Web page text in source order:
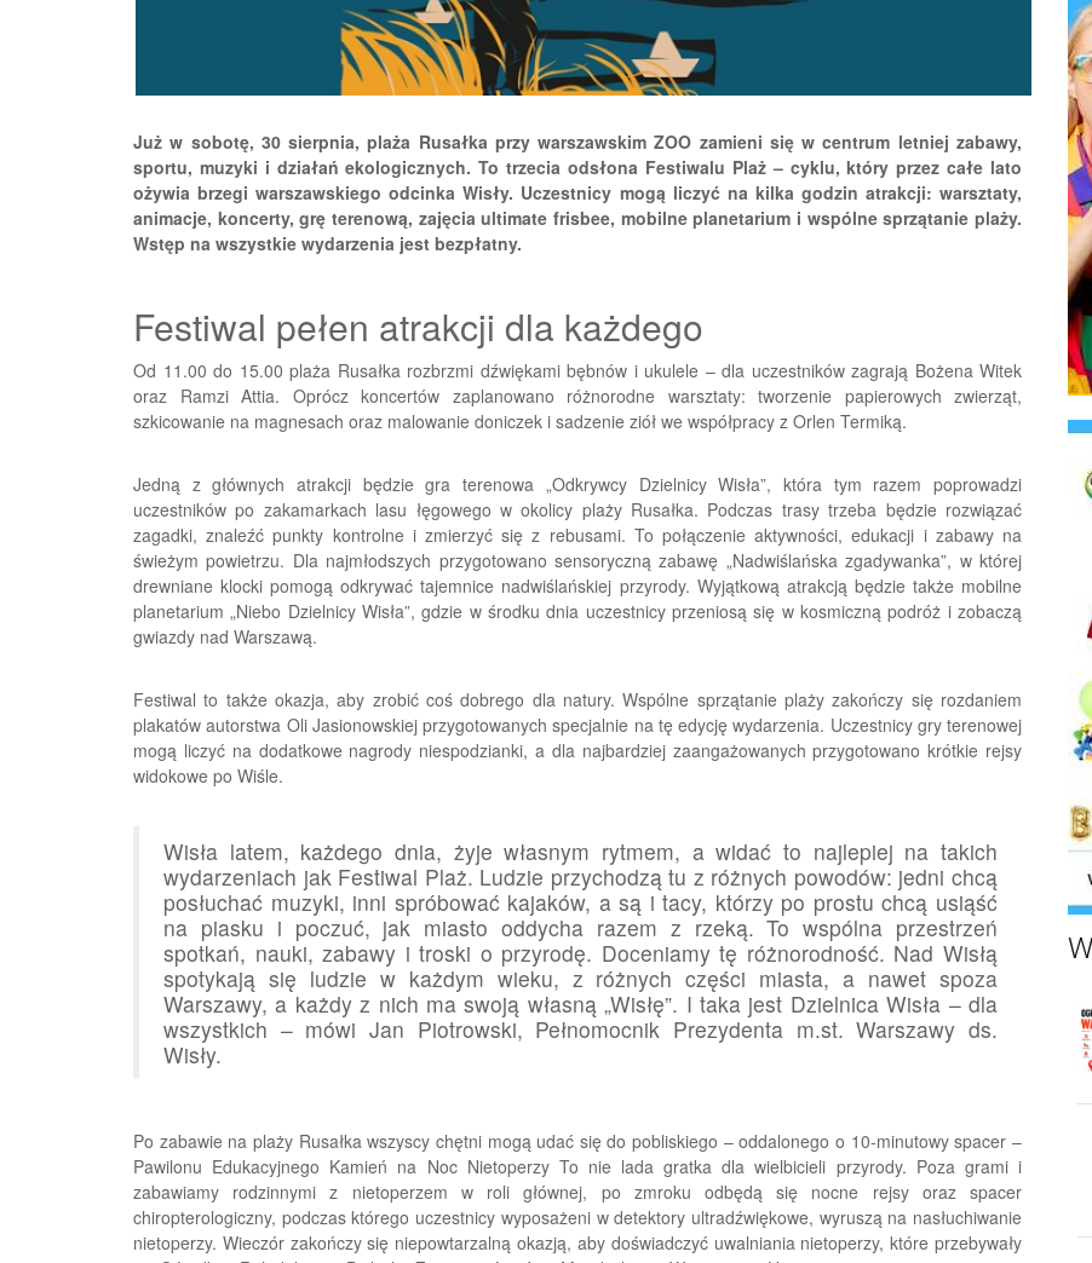
Już w sobotę, 30 sierpnia, plaża Rusałka przy warszawskim ZOO zamieni się w centrum letniej zabawy,
sportu, muzyki i działań ekologicznych. To trzecia odsłona Festiwalu Plaż – cyklu, który przez całe lato
ożywia brzegi warszawskiego odcinka Wisły. Uczestnicy mogą liczyć na kilka godzin atrakcji: warsztaty,
animacje, koncerty, grę terenową, zajęcia ultimate frisbee, mobilne planetarium i wspólne sprzątanie plaży.
Wstęp na wszystkie wydarzenia jest bezpłatny.
Festiwal pełen atrakcji dla każdego
Od 11.00 do 15.00 plaża Rusałka rozbrzmi dźwiękami bębnów i ukulele – dla uczestników zagrają Bożena Witek
oraz Ramzi Attia. Oprócz koncertów zaplanowano różnorodne warsztaty: tworzenie papierowych zwierząt,
szkicowanie na magnesach oraz malowanie doniczek i sadzenie ziół we współpracy z Orlen Termiką.
Jedną z głównych atrakcji będzie gra terenowa „Odkrywcy Dzielnicy Wisła”, która tym razem poprowadzi
uczestników po zakamarkach lasu łęgowego w okolicy plaży Rusałka. Podczas trasy trzeba będzie rozwiązać
zagadki, znaleźć punkty kontrolne i zmierzyć się z rebusami. To połączenie aktywności, edukacji i zabawy na
świeżym powietrzu. Dla najmłodszych przygotowano sensoryczną zabawę „Nadwiślańska zgadywanka”, w której
drewniane klocki pomogą odkrywać tajemnice nadwiślańskiej przyrody. Wyjątkową atrakcją będzie także mobilne
planetarium „Niebo Dzielnicy Wisła”, gdzie w środku dnia uczestnicy przeniosą się w kosmiczną podróż i zobaczą
gwiazdy nad Warszawą.
Festiwal to także okazja, aby zrobić coś dobrego dla natury. Wspólne sprzątanie plaży zakończy się rozdaniem
plakatów autorstwa Oli Jasionowskiej przygotowanych specjalnie na tę edycję wydarzenia. Uczestnicy gry terenowej
mogą liczyć na dodatkowe nagrody niespodzianki, a dla najbardziej zaangażowanych przygotowano krótkie rejsy
widokowe po Wiśle.
Wisła latem, każdego dnia, żyje własnym rytmem, a widać to najlepiej na takich
wydarzeniach jak Festiwal Plaż. Ludzie przychodzą tu z różnych powodów: jedni chcą
posłuchać muzyki, inni spróbować kajaków, a są i tacy, którzy po prostu chcą usiąść
na piasku i poczuć, jak miasto oddycha razem z rzeką. To wspólna przestrzeń
spotkań, nauki, zabawy i troski o przyrodę. Doceniamy tę różnorodność. Nad Wisłą
spotykają się ludzie w każdym wieku, z różnych części miasta, a nawet spoza
Warszawy, a każdy z nich ma swoją własną „Wisłę”. I taka jest Dzielnica Wisła – dla
wszystkich – mówi Jan Piotrowski, Pełnomocnik Prezydenta m.st. Warszawy ds.
Wisły.
Po zabawie na plaży Rusałka wszyscy chętni mogą udać się do pobliskiego – oddalonego o 10-minutowy spacer –
Pawilonu Edukacyjnego Kamień na Noc Nietoperzy To nie lada gratka dla wielbicieli przyrody. Poza grami i
zabawiamy rodzinnymi z nietoperzem w roli głównej, po zmroku odbędą się nocne rejsy oraz spacer
chiropterologiczny, podczas którego uczestnicy wyposażeni w detektory ultradźwiękowe, wyruszą na nasłuchiwanie
nietoperzy. Wieczór zakończy się niepowtarzalną okazją, aby doświadczyć uwalniania nietoperzy, które przebywały